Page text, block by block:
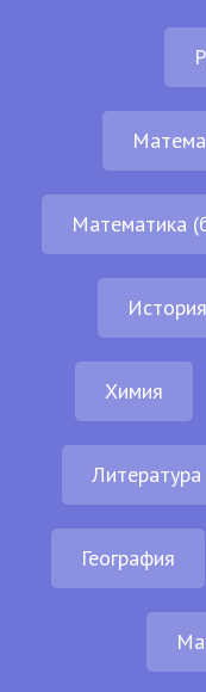
Математика
История
Химия
Литература
География